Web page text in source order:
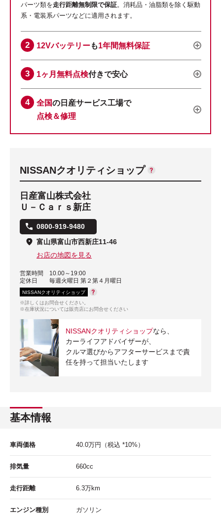
パーツ類を走行距離無制限で保証。消耗品・油脂類を除く駆動
系・電装系パーツなどに適用されます。
12Vバッテリーも1年間無料保証
1ヶ月無料点検付きで安心
全国の日産サービス工場で
点検＆修理
NISSANクオリティショップ
日産富山株式会社
Ｕ－Ｃａｒｓ新庄
0800-919-9480
富山県富山市西新庄11-46
お店の地図を見る
営業時間
10.00～19:00
定休日
毎週火曜日 第２第４月曜日
NISSANクオリティショップ
※詳しくはお問合せください。
※在庫状況については販売店にお問合せください
NISSANクオリティショップなら、
カーライフアドバイザーが、
クルマ選びからアフターサービスまで責
任を持って担当いたします
基本情報
車両価格 40.0万円 （税込 *10%）
排気量 660cc
走行距離 6.3万km
エンジン種別 ガソリン